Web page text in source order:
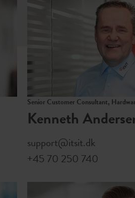
Senior Customer Consultant,
Kenneth
support@itsit.dk
+45 70 250 740